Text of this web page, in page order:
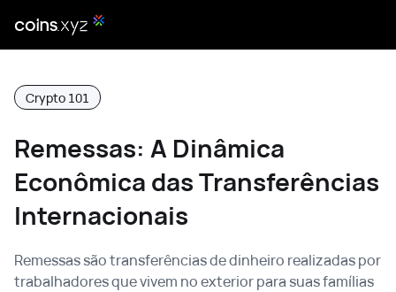
Crypto 101
Remessas: A Dinâmica
Econômica das Transferências
Internacionais
Remessas são transferências de dinheiro realizadas por
trabalhadores que vivem no exterior para suas famílias